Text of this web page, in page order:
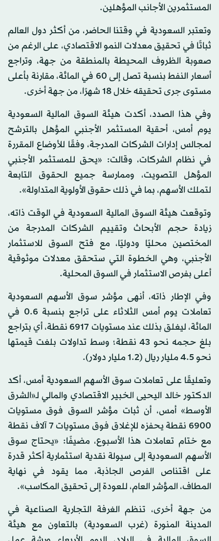
المستثمرين الأجانب المؤهلين.
وتعتبر السعودية في وقتنا الحاضر، من أكثر دول العالم
ثباتًا في تحقيق معدلات النمو الاقتصادي، على الرغم من
صعوبة الظروف المحيطة بالمنطقة من جهة، وتراجع
أسعار النفط بنسبة تصل إلى 60 في المائة، مقارنة بأعلى
مستوى جرى تحقيقه خلال 18 شهرًا، من جهة أخرى.
وفي هذا الصدد، أكدت هيئة السوق المالية السعودية
يوم أمس، أحقية المستثمر الأجنبي المؤهل بالترشح
لمجالس إدارات الشركات المدرجة، وفقًا للأوضاع المقررة
في نظام الشركات، وقالت: «يحق للمستثمر الأجنبي
المؤهل التصويت، وممارسة جميع الحقوق التابعة
لتملك الأسهم، بما في ذلك حقوق الأولوية المتداولة».
وتوقعت هيئة السوق المالية السعودية في الوقت ذاته،
زيادة حجم الأبحاث وتقييم الشركات المدرجة من
المختصين محليًا ودوليًا، مع فتح السوق للاستثمار
الأجنبي، وهي الخطوة التي ستحقق معدلات موثوقية
أعلى بفرص الاستثمار في السوق المحلية.
وفي الإطار ذاته، أنهى مؤشر سوق الأسهم السعودية
تعاملات يوم أمس الثلاثاء على تراجع بنسبة 0.6 في
المائة، ليغلق بذلك عند مستويات 6917 نقطة، أي بتراجع
بلغ حجمه نحو 43 نقطة؛ وسط تداولات بلغت قيمتها
نحو 4.5 مليار ريال (1.2 مليار دولار).
وتعليقًا على تعاملات سوق الأسهم السعودية أمس، أكد
الدكتور خالد اليحيى الخبير الاقتصادي والمالي لـ«الشرق
الأوسط» أمس، أن ثبات مؤشر السوق فوق مستويات
6900 نقطة يحفزه للإغلاق فوق مستويات 7 آلاف نقطة
مع ختام تعاملات هذا الأسبوع، مضيفًا: «يحتاج سوق
الأسهم السعودية إلى سيولة نقدية استثمارية أكثر قدرة
على اقتناص الفرص الجاذبة، مما يقود في نهاية
المطاف، المؤشر العام، للعودة إلى تحقيق المكاسب».
من جهة أخرى، تنظم الغرفة التجارية الصناعية في
المدينة المنورة (غرب السعودية) بالتعاون مع هيئة